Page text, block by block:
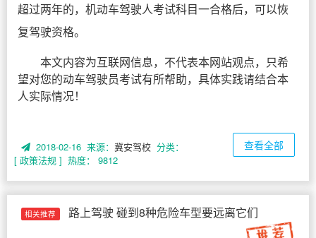
超过两年的，机动车驾驶人考试科目一合格后，可以恢
复驾驶资格。
本文内容为互联网信息，不代表本网站观点，只希
望对您的动车驾驶员考试有所帮助，具体实践请结合本
人实际情况！
2018-02-16 来源：冀安驾校 分类：
[ 政策法规 ] 热度： 9812
查看全部
相关推荐 路上驾驶 碰到8种危险车型要远离它们